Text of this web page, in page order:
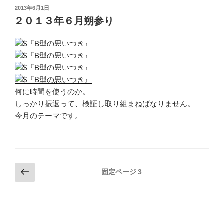
投
稿
日:
2013年6月1日
２０１３年６月朔参り
何に時間を使うのか。
しっかり振返って、検証し取り組まねばなりません。
今月のテーマです。
投
稿
前
の
固定ページ3